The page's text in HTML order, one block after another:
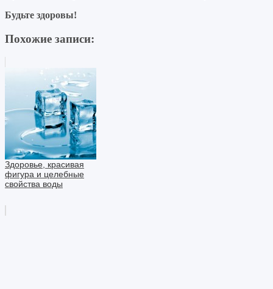
Будьте здоровы!
Похожие записи:
Здоровье, красивая
фигура и целебные
свойства воды